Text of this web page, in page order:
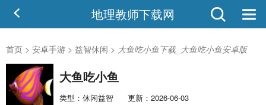
地理教师下载网
首页 > 安卓手游 > 益智休闲 > 大鱼吃小鱼下载_大鱼吃小鱼安卓版
大鱼吃小鱼
类型：休闲益智 更新：2026-06-03